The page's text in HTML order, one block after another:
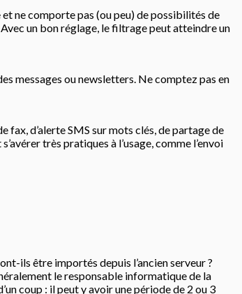
ne comporte pas (ou peu) de possibilités de
un bon réglage, le filtrage peut atteindre un
messages ou newsletters. Ne comptez pas en
fax, d’alerte SMS sur mots clés, de partage de
très pratiques à l’usage, comme l’envoi
ils être importés depuis l’ancien serveur ?
le responsable informatique de la
coup : il peut y avoir une période de 2 ou 3